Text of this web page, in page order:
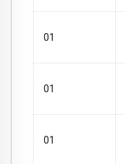
01
01
01